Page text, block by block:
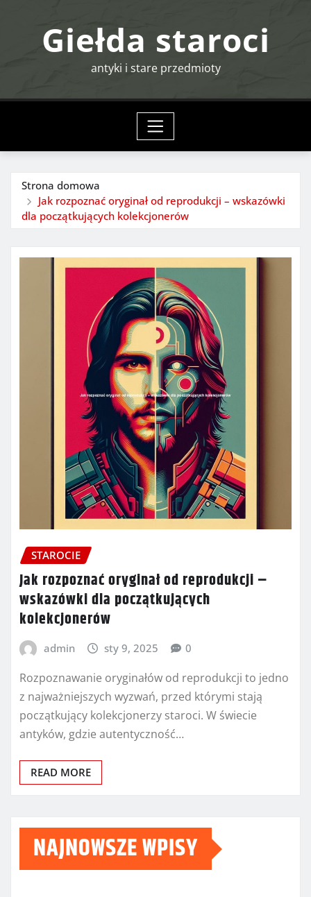
Giełda staroci
antyki i stare przedmioty
Strona domowa
Jak rozpoznać oryginał od reprodukcji – wskazówki
dla początkujących kolekcjonerów
STAROCIE
Jak rozpoznać oryginał od reprodukcji –
wskazówki dla początkujących
kolekcjonerów
admin sty 9, 2025 0
Rozpoznawanie oryginałów od reprodukcji to jedno
z najważniejszych wyzwań, przed którymi stają
początkujący kolekcjonerzy staroci. W świecie
antyków, gdzie autentyczność…
READ MORE
NAJNOWSZE WPISY